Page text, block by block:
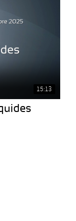
15:13